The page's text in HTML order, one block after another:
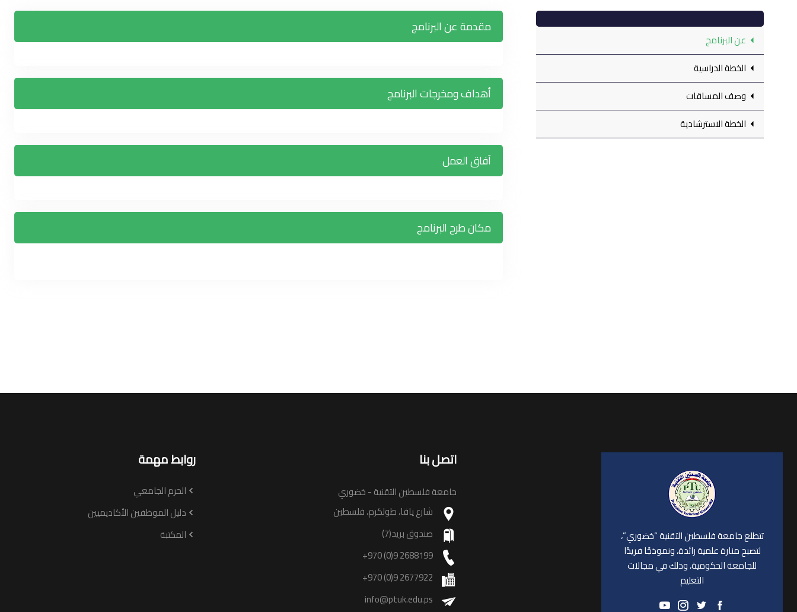
عن البرنامج
الخطة الدراسية
وصف المساقات
الخطة الاسترشادية
مقدمة عن البرنامج
أهداف ومخرجات البرنامج
آفاق العمل
مكان طرح البرنامج
تتطلع جامعة فلسطين التقنية “خضوري”،
لتصبح منارة علمية رائدة، ونموذجًا فريدًا
للجامعة الحكومية، وذلك في مجالات
التعليم
اتصل بنا
جامعة فلسطين التقنية - خضوري
شارع يافا، طولكرم، فلسطين
صندوق بريد(7)
+970 (0)9 2688199
+970 (0)9 2677922
info@ptuk.edu.ps
روابط مهمة
الحرم الجامعي
دليل الموظفين الأكاديميين
المكتبة